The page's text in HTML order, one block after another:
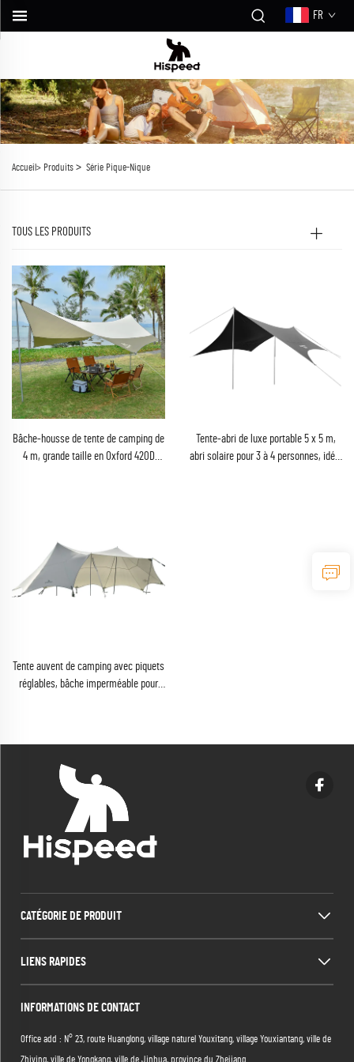
FR
Accueil> Produits > Série Pique-Nique
TOUS LES PRODUITS
Bâche-housse de tente de camping de
4 m, grande taille en Oxford 420D
Tente-abri de luxe portable 5 x 5 m,
abri solaire pour 3 à 4 personnes, idéal
Tente auvent de camping avec piquets
réglables, bâche imperméable pour
CATÉGORIE DE PRODUIT
LIENS RAPIDES
INFORMATIONS DE CONTACT
Office add : N° 23, route Huanglong, village naturel Youxitang, village Youxiantang, ville de
Zhiying, ville de Yongkang, ville de Jinhua, province du Zhejiang